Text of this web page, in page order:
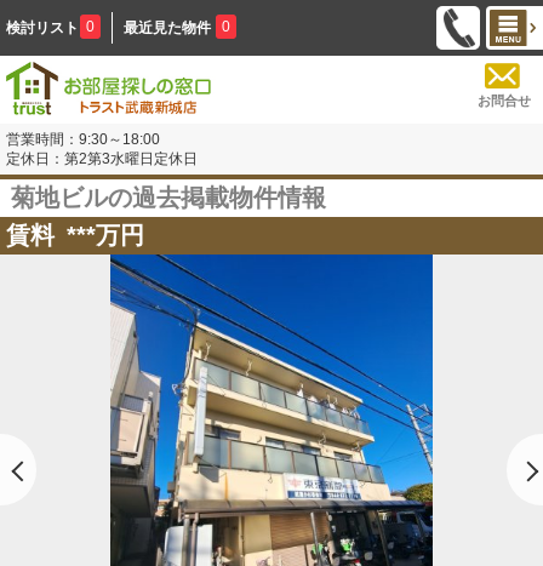
検討リスト 0 最近見た物件 0
お問合せ
営業時間：9:30～18:00
定休日：第2第3水曜日定休日
菊地ビルの過去掲載物件情報
賃料 ***万円